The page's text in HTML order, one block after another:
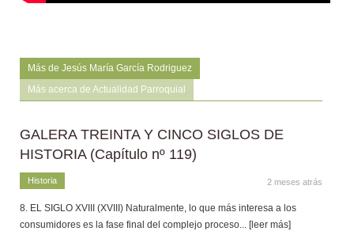
Más de Jesús María García Rodriguez
Más acerca de Actualidad Parroquial
GALERA TREINTA Y CINCO SIGLOS DE
HISTORIA (Capítulo nº 119)
Historia 2 meses atrás
8. EL SIGLO XVIII (XVIII) Naturalmente, lo que más interesa a los
consumidores es la fase final del complejo proceso ... [leer más]